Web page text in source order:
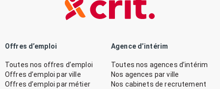
Offres d’emploi
Toutes nos offres d’emploi
Offres d’emploi par ville
Offres d’emploi par métier
Agence d’intérim
Toutes nos agences d’intérim
Nos agences par ville
Nos cabinets de recrutement